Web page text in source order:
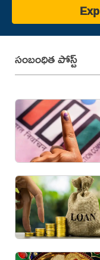
సంబంధిత పోస్ట్